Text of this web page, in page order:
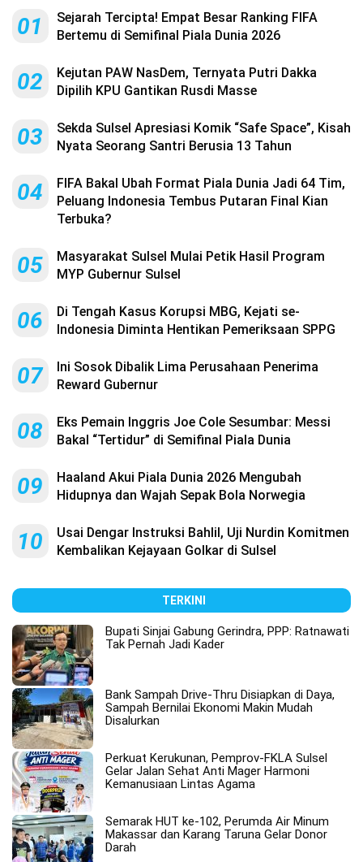
01
Sejarah Tercipta! Empat Besar Ranking FIFA
Bertemu di Semifinal Piala Dunia 2026
02
Kejutan PAW NasDem, Ternyata Putri Dakka
Dipilih KPU Gantikan Rusdi Masse
03
Sekda Sulsel Apresiasi Komik “Safe Space”, Kisah
Nyata Seorang Santri Berusia 13 Tahun
04
FIFA Bakal Ubah Format Piala Dunia Jadi 64 Tim,
Peluang Indonesia Tembus Putaran Final Kian
Terbuka?
05
Masyarakat Sulsel Mulai Petik Hasil Program
MYP Gubernur Sulsel
06
Di Tengah Kasus Korupsi MBG, Kejati se-
Indonesia Diminta Hentikan Pemeriksaan SPPG
07
Ini Sosok Dibalik Lima Perusahaan Penerima
Reward Gubernur
08
Eks Pemain Inggris Joe Cole Sesumbar: Messi
Bakal “Tertidur” di Semifinal Piala Dunia
09
Haaland Akui Piala Dunia 2026 Mengubah
Hidupnya dan Wajah Sepak Bola Norwegia
10
Usai Dengar Instruksi Bahlil, Uji Nurdin Komitmen
Kembalikan Kejayaan Golkar di Sulsel
TERKINI
Bupati Sinjai Gabung Gerindra, PPP: Ratnawati
Tak Pernah Jadi Kader
Bank Sampah Drive-Thru Disiapkan di Daya,
Sampah Bernilai Ekonomi Makin Mudah
Disalurkan
Perkuat Kerukunan, Pemprov-FKLA Sulsel
Gelar Jalan Sehat Anti Mager Harmoni
Kemanusiaan Lintas Agama
Semarak HUT ke-102, Perumda Air Minum
Makassar dan Karang Taruna Gelar Donor
Darah